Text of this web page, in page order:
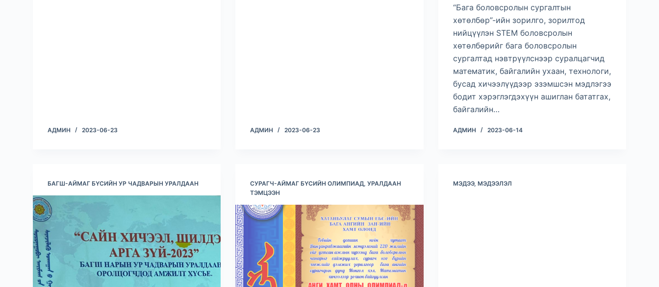
АДМИН 2023-06-23 АДМИН 2023-06-23
“Бага боловсролын сургалтын
хөтөлбөр”-ийн зорилго, зорилтод
нийцүүлэн STEM боловсролын
хөтөлбөрийг бага боловсролын
сургалтад нэвтрүүлснээр суралцагчид
математик, байгалийн ухаан, технологи,
бусад хичээлүүдээр эзэмшсэн мэдлэгээ
бодит хэрэглэгдэхүүн ашиглан бататгах,
байгалийн…
АДМИН 2023-06-14
БАГШ-АЙМАГ БҮСИЙН УР ЧАДВАРЫН УРАЛДААН
СУРАГЧ-АЙМАГ БҮСИЙН ОЛИМПИАД, УРАЛДААН
ТЭМЦЭЭН
МЭДЭЭ, МЭДЭЭЛЭЛ